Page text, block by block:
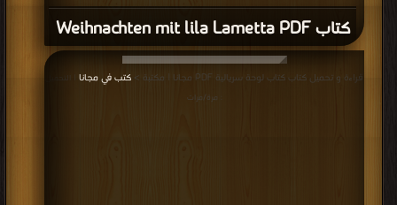
كتاب Weihnachten mit lila Lametta PDF
قراءة و تحميل كتاب كتاب لوحة سريالية PDF مجانا | مكتبة > كتب في مجانا
: مرة/مرات